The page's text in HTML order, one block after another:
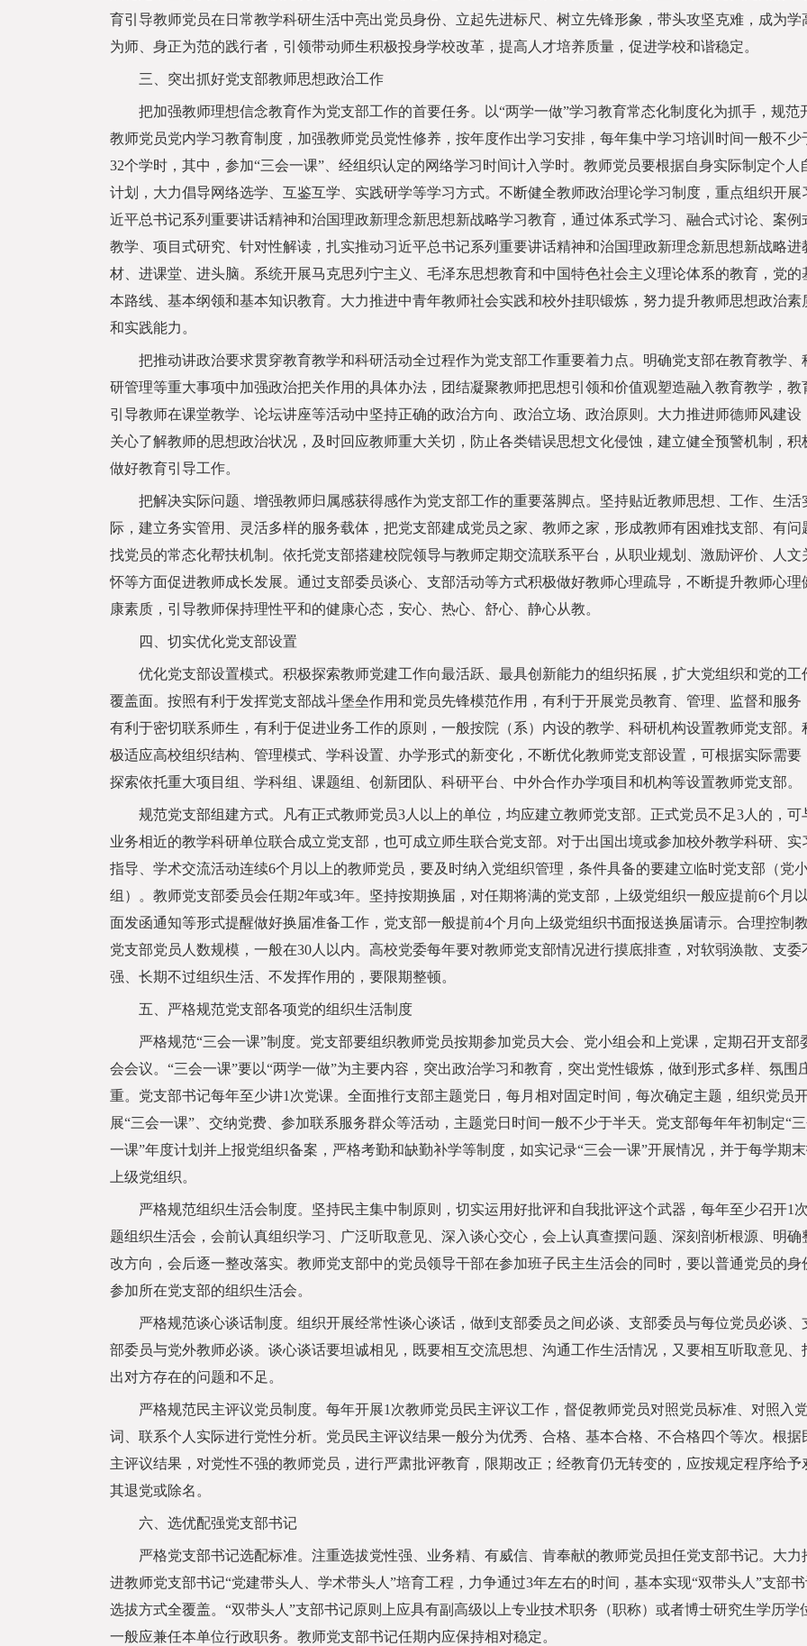
育引导教师党员在日常教学科研生活中亮出党员身份、立起先进标尺、树立先锋形象，带头攻坚克难，成为学
为师、身正为范的践行者，引领带动师生积极投身学校改革，提高人才培养质量，促进学校和谐稳定。
三、突出抓好党支部教师思想政治工作
把加强教师理想信念教育作为党支部工作的首要任务。以“两学一做”学习教育常态化制度化为抓手，规范
教师党员党内学习教育制度，加强教师党员党性修养，按年度作出学习安排，每年集中学习培训时间一般不少
32个学时，其中，参加“三会一课”、经组织认定的网络学习时间计入学时。教师党员要根据自身实际制定个人
计划，大力倡导网络选学、互鉴互学、实践研学等学习方式。不断健全教师政治理论学习制度，重点组织开展
近平总书记系列重要讲话精神和治国理政新理念新思想新战略学习教育，通过体系式学习、融合式讨论、案例
教学、项目式研究、针对性解读，扎实推动习近平总书记系列重要讲话精神和治国理政新理念新思想新战略进
材、进课堂、进头脑。系统开展马克思列宁主义、毛泽东思想教育和中国特色社会主义理论体系的教育，党的
本路线、基本纲领和基本知识教育。大力推进中青年教师社会实践和校外挂职锻炼，努力提升教师思想政治素
和实践能力。
把推动讲政治要求贯穿教育教学和科研活动全过程作为党支部工作重要着力点。明确党支部在教育教学、
研管理等重大事项中加强政治把关作用的具体办法，团结凝聚教师把思想引领和价值观塑造融入教育教学，教
引导教师在课堂教学、论坛讲座等活动中坚持正确的政治方向、政治立场、政治原则。大力推进师德师风建设
关心了解教师的思想政治状况，及时回应教师重大关切，防止各类错误思想文化侵蚀，建立健全预警机制，积
做好教育引导工作。
把解决实际问题、增强教师归属感获得感作为党支部工作的重要落脚点。坚持贴近教师思想、工作、生活
际，建立务实管用、灵活多样的服务载体，把党支部建成党员之家、教师之家，形成教师有困难找支部、有问
找党员的常态化帮扶机制。依托党支部搭建校院领导与教师定期交流联系平台，从职业规划、激励评价、人文
怀等方面促进教师成长发展。通过支部委员谈心、支部活动等方式积极做好教师心理疏导，不断提升教师心理
康素质，引导教师保持理性平和的健康心态，安心、热心、舒心、静心从教。
四、切实优化党支部设置
优化党支部设置模式。积极探索教师党建工作向最活跃、最具创新能力的组织拓展，扩大党组织和党的工
覆盖面。按照有利于发挥党支部战斗堡垒作用和党员先锋模范作用，有利于开展党员教育、管理、监督和服务
有利于密切联系师生，有利于促进业务工作的原则，一般按院（系）内设的教学、科研机构设置教师党支部。
极适应高校组织结构、管理模式、学科设置、办学形式的新变化，不断优化教师党支部设置，可根据实际需要
探索依托重大项目组、学科组、课题组、创新团队、科研平台、中外合作办学项目和机构等设置教师党支部。
规范党支部组建方式。凡有正式教师党员3人以上的单位，均应建立教师党支部。正式党员不足3人的，可
业务相近的教学科研单位联合成立党支部，也可成立师生联合党支部。对于出国出境或参加校外教学科研、实
指导、学术交流活动连续6个月以上的教师党员，要及时纳入党组织管理，条件具备的要建立临时党支部（党
组）。教师党支部委员会任期2年或3年。坚持按期换届，对任期将满的党支部，上级党组织一般应提前6个月
面发函通知等形式提醒做好换届准备工作，党支部一般提前4个月向上级党组织书面报送换届请示。合理控制
党支部党员人数规模，一般在30人以内。高校党委每年要对教师党支部情况进行摸底排查，对软弱涣散、支委
强、长期不过组织生活、不发挥作用的，要限期整顿。
五、严格规范党支部各项党的组织生活制度
严格规范“三会一课”制度。党支部要组织教师党员按期参加党员大会、党小组会和上党课，定期召开支部
会会议。“三会一课”要以“两学一做”为主要内容，突出政治学习和教育，突出党性锻炼，做到形式多样、氛围
重。党支部书记每年至少讲1次党课。全面推行支部主题党日，每月相对固定时间，每次确定主题，组织党员
展“三会一课”、交纳党费、参加联系服务群众等活动，主题党日时间一般不少于半天。党支部每年年初制定“
一课”年度计划并上报党组织备案，严格考勤和缺勤补学等制度，如实记录“三会一课”开展情况，并于每学期
上级党组织。
严格规范组织生活会制度。坚持民主集中制原则，切实运用好批评和自我批评这个武器，每年至少召开1
题组织生活会，会前认真组织学习、广泛听取意见、深入谈心交心，会上认真查摆问题、深刻剖析根源、明确
改方向，会后逐一整改落实。教师党支部中的党员领导干部在参加班子民主生活会的同时，要以普通党员的身
参加所在党支部的组织生活会。
严格规范谈心谈话制度。组织开展经常性谈心谈话，做到支部委员之间必谈、支部委员与每位党员必谈、
部委员与党外教师必谈。谈心谈话要坦诚相见，既要相互交流思想、沟通工作生活情况，又要相互听取意见、
出对方存在的问题和不足。
严格规范民主评议党员制度。每年开展1次教师党员民主评议工作，督促教师党员对照党员标准、对照入
词、联系个人实际进行党性分析。党员民主评议结果一般分为优秀、合格、基本合格、不合格四个等次。根据
主评议结果，对党性不强的教师党员，进行严肃批评教育，限期改正；经教育仍无转变的，应按规定程序给予
其退党或除名。
六、选优配强党支部书记
严格党支部书记选配标准。注重选拔党性强、业务精、有威信、肯奉献的教师党员担任党支部书记。大力
进教师党支部书记“党建带头人、学术带头人”培育工程，力争通过3年左右的时间，基本实现“双带头人”支部
选拔方式全覆盖。“双带头人”支部书记原则上应具有副高级以上专业技术职务（职称）或者博士研究生学历学
一般应兼任本单位行政职务。教师党支部书记任期内应保持相对稳定。